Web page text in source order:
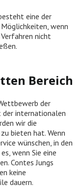
eine der
wenn
Verfahren nicht
Bereich
der
der internationalen
wir die
bieten hat. Wenn
wünschen, in den
wenn Sie eine
Contes Jungs
keine
dauern.